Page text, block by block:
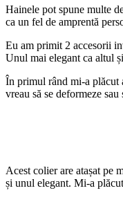
Hainele pot spune multe
ca un fel de amprentă
Eu am primit 2 accesorii
Unul mai elegant ca altul
În primul rând mi-a plăcut
vreau să se deformeze sau
Acest colier are atașat pe
și unul elegant. Mi-a